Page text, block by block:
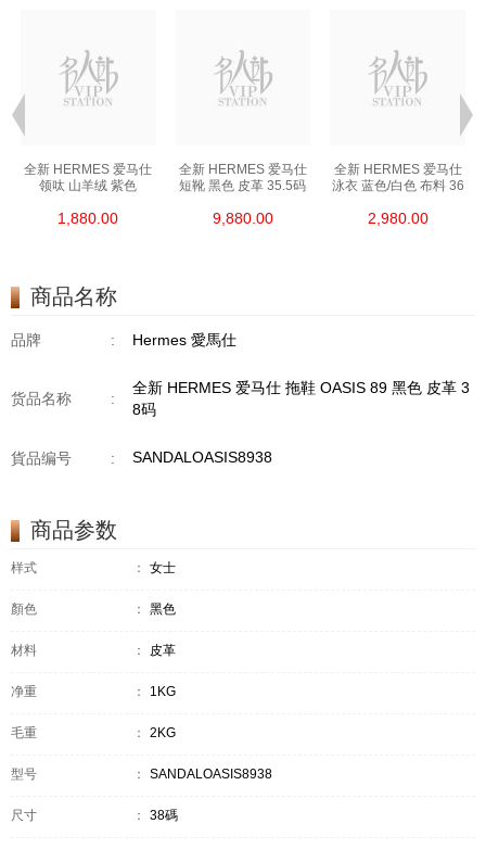
全新 HERMES 爱马仕
领呔 山羊绒 紫色
1,880.00
全新 HERMES 爱马仕
短靴 黑色 皮革 35.5码
9,880.00
全新 HERMES 爱马仕
泳衣 蓝色/白色 布料 36
2,980.00
商品名称
品牌 : Hermes 愛馬仕
货品名称 :
全新 HERMES 爱马仕 拖鞋 OASIS 89 黑色 皮革 3
8码
貨品编号 : SANDALOASIS8938
商品参数
样式 ： 女士
顏色 ： 黑色
材料 ： 皮革
净重 ： 1KG
毛重 ： 2KG
型号 ： SANDALOASIS8938
尺寸 ： 38碼